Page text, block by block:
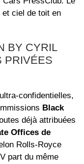
ciel de toit en
BY CYRIL
PRIVÉES
confidentielles,
Black
déjà attribuées
Offices de
Rolls-Royce
part du même